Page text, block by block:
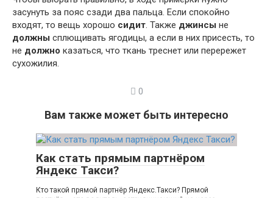
засунуть за пояс сзади два пальца. Если спокойно
входят, то вещь хорошо сидит. Также джинсы не
должны сплющивать ягодицы, а если в них присесть, то
не должно казаться, что ткань треснет или перережет
сухожилия.
0
Вам также может быть интересно
Как стать прямым партнёром
Яндекс Такси?
Кто такой прямой партнёр Яндекс.Такси? Прямой